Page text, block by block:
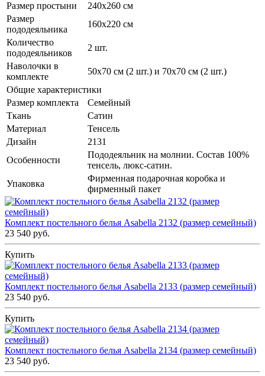
Размер простыни
240х260 см
Размер
пододеяльника
160х220 см
Количество
пододеяльников
2 шт.
Наволочки в
комплекте
50х70 см (2 шт.) и 70х70 см (2 шт.)
Общие характеристики
Размер комплекта
Семейный
Ткань
Сатин
Материал
Тенсель
Дизайн
2131
Особенности
Пододеяльник на молнии. Состав 100%
тенсель, люкс-сатин.
Упаковка
Фирменная подарочная коробка и
фирменный пакет
Комплект постельного белья Asabella 2132 (размер семейный)
23 540 руб.
Купить
Комплект постельного белья Asabella 2133 (размер семейный)
23 540 руб.
Купить
Комплект постельного белья Asabella 2134 (размер семейный)
23 540 руб.